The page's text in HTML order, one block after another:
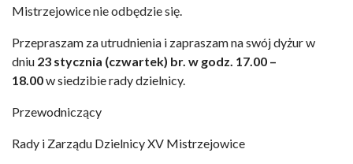
Mistrzejowice nie odbędzie się.
Przepraszam za utrudnienia i zapraszam na swój dyżur w
dniu 23 stycznia (czwartek) br. w godz. 17.00 –
18.00w siedzibie rady dzielnicy.
Przewodniczący
Rady i Zarządu Dzielnicy XV Mistrzejowice